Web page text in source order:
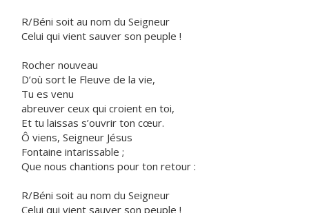
R/Béni soit au nom du Seigneur
Celui qui vient sauver son peuple !
Rocher nouveau
D’où sort le Fleuve de la vie,
Tu es venu
abreuver ceux qui croient en toi,
Et tu laissas s’ouvrir ton cœur.
Ô viens, Seigneur Jésus
Fontaine intarissable ;
Que nous chantions pour ton retour :
R/Béni soit au nom du Seigneur
Celui qui vient sauver son peuple !